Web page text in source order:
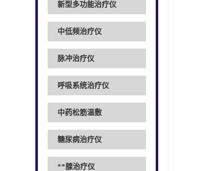
新型多功能治疗仪
中低频治疗仪
脉冲治疗仪
呼吸系统治疗仪
中药松筋温敷
糖尿病治疗仪
**腺治疗仪